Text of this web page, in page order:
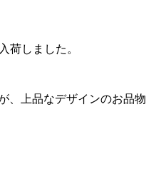
荷しました。
、上品なデザインのお品物